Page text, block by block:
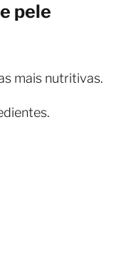
pele
mais nutritivas.